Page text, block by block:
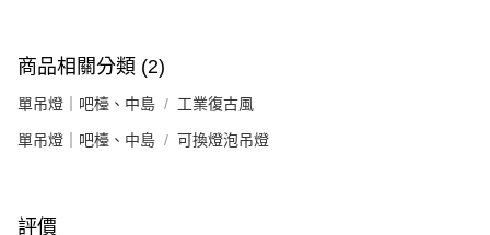
商品相關分類 (2)
單吊燈｜吧檯、中島 工業復古風
單吊燈｜吧檯、中島 可換燈泡吊燈
評價